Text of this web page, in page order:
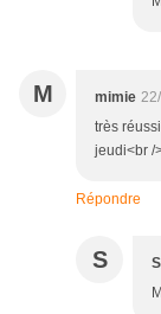
M mimie
très
jeudi<br /
Répondre
S